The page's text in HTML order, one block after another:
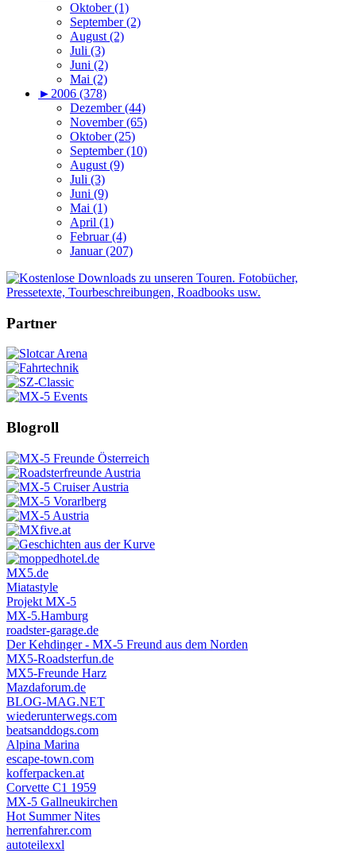
Oktober (1)
September (2)
August (2)
Juli (3)
Juni (2)
Mai (2)
► 2006 (378)
Dezember (44)
November (65)
Oktober (25)
September (10)
August (9)
Juli (3)
Juni (9)
Mai (1)
April (1)
Februar (4)
Januar (207)
Partner
Blogroll
MX5.de
Miatastyle
Projekt MX-5
MX-5.Hamburg
roadster-garage.de
Der Kehdinger - MX-5 Freund aus dem Norden
MX5-Roadsterfun.de
MX5-Freunde Harz
Mazdaforum.de
BLOG-MAG.NET
wiederunterwegs.com
beatsanddogs.com
Alpina Marina
escape-town.com
kofferpacken.at
Corvette C1 1959
MX-5 Gallneukirchen
Hot Summer Nites
herrenfahrer.com
autoteilexxl